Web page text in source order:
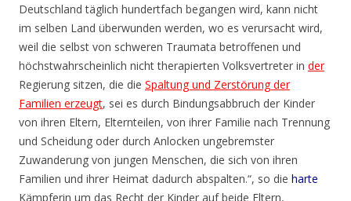
Deutschland täglich hundertfach begangen wird, kann nicht
im selben Land überwunden werden, wo es verursacht wird,
weil die selbst von schweren Traumata betroffenen und
höchstwahrscheinlich nicht therapierten Volksvertreter in der
Regierung sitzen, die die Spaltung und Zerstörung der
Familien erzeugt, sei es durch Bindungsabbruch der Kinder
von ihren Eltern, Elternteilen, von ihrer Familie nach Trennung
und Scheidung oder durch Anlocken ungebremster
Zuwanderung von jungen Menschen, die sich von ihren
Familien und ihrer Heimat dadurch abspalten.“, so die harte
Kämpferin um das Recht der Kinder auf beide Eltern,